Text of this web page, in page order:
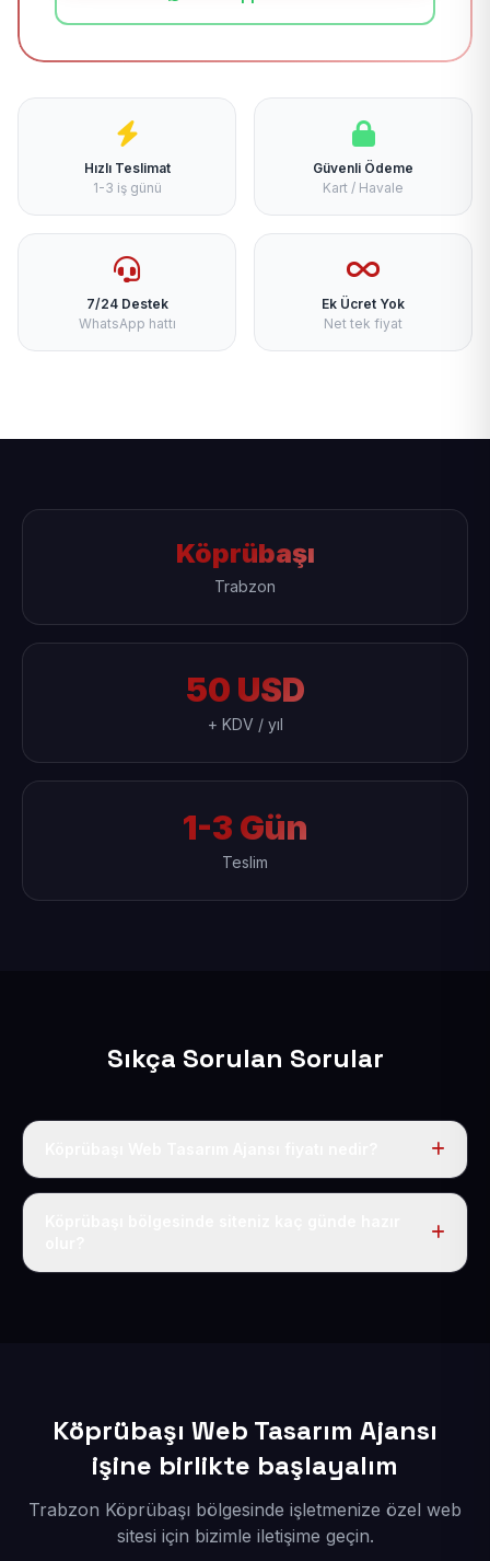
Hızlı Teslimat
1-3 iş günü
Güvenli Ödeme
Kart / Havale
7/24 Destek
WhatsApp hattı
Ek Ücret Yok
Net tek fiyat
Köprübaşı
Trabzon
50 USD
+ KDV / yıl
1-3 Gün
Teslim
Sıkça Sorulan Sorular
Tek fiyat uygulanır: yıllık 50 USD + KDV. Bu bedele alan
Köprübaşı Web Tasarım Ajansı
işine birlikte başlayalım
Trabzon Köprübaşı bölgesinde işletmenize özel web
sitesi için bizimle iletişime geçin.